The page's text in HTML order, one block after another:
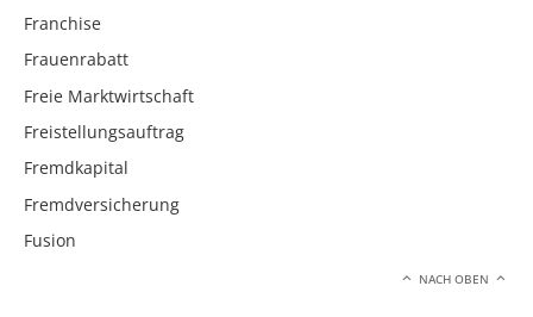
Franchise
Frauenrabatt
Freie Marktwirtschaft
Freistellungsauftrag
Fremdkapital
Fremdversicherung
Fusion
NACH OBEN